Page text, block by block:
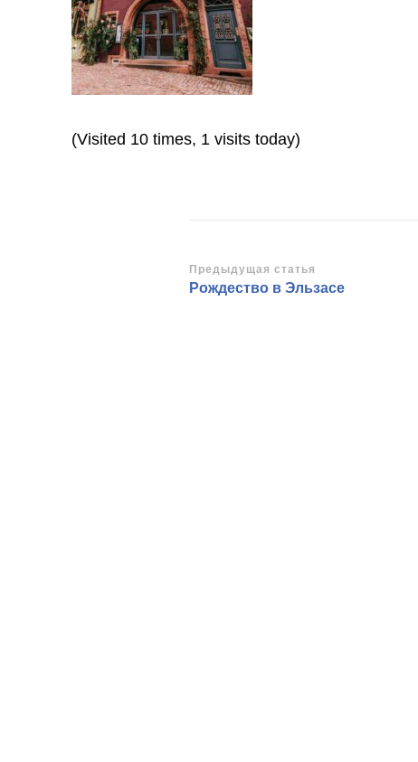
(Visited 10 times, 1 visits today)
Навигация
по
Предыдущая статья
Рождество в Эльзасе